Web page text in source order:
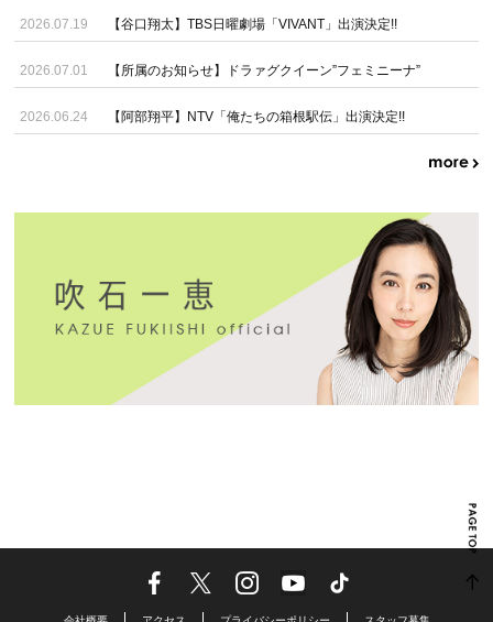
2026.07.19 【谷口翔太】TBS日曜劇場「VIVANT」出演決定!!
2026.07.01 【所属のお知らせ】ドラァグクイーン”フェミニーナ”
2026.06.24 【阿部翔平】NTV「俺たちの箱根駅伝」出演決定!!